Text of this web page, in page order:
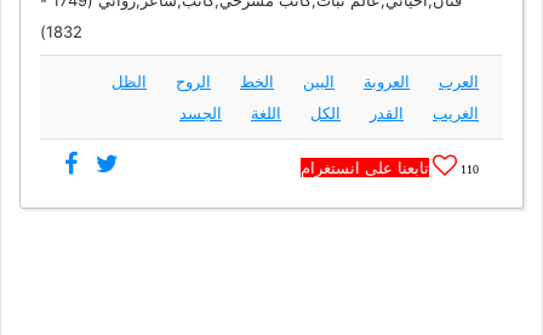
1832)
العرب العروبة البين الخط الروح
الظل
الغريب
القدر الكل اللغة الجسد
110 تابعنا على انستغرام